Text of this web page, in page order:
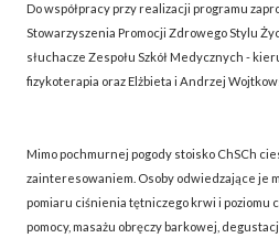
Do współpracy przy realizacji programu
Stowarzyszenia Promocji Zdrowego Stylu
słuchacze Zespołu Szkół Medycznych -
fizykoterapia oraz Elżbieta i Andrzej
Mimo pochmurnej pogody stoisko ChSCh
zainteresowaniem. Osoby odwiedzające je
pomiaru ciśnienia tętniczego krwi i poziomu
pomocy, masażu obręczy barkowej,